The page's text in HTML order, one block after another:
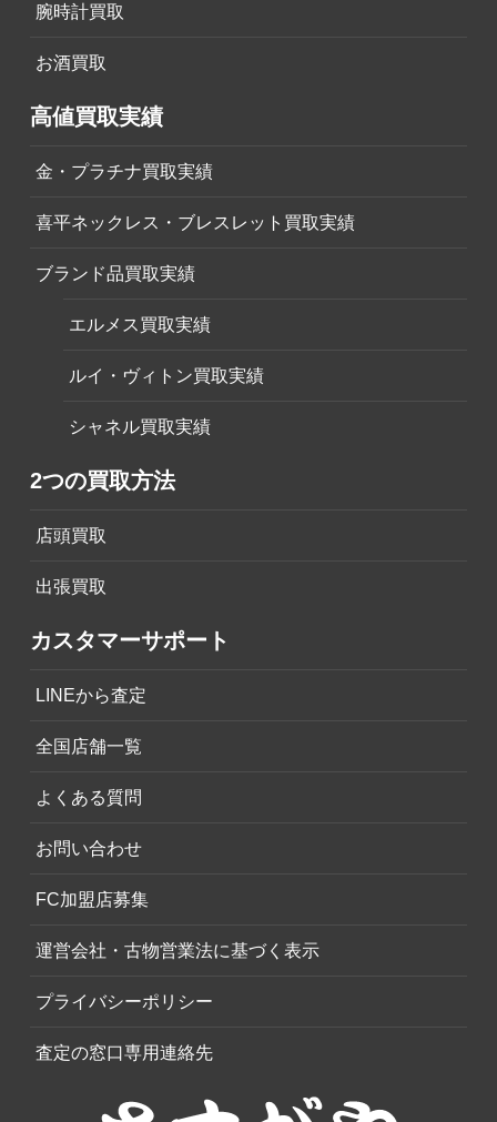
腕時計買取
お酒買取
高値買取実績
金・プラチナ買取実績
喜平ネックレス・ブレスレット買取実績
ブランド品買取実績
エルメス買取実績
ルイ・ヴィトン買取実績
シャネル買取実績
2つの買取方法
店頭買取
出張買取
カスタマーサポート
LINEから査定
全国店舗一覧
よくある質問
お問い合わせ
FC加盟店募集
運営会社・古物営業法に基づく表示
プライバシーポリシー
査定の窓口専用連絡先